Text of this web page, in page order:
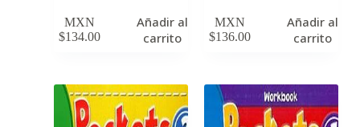
MXN
$134.00
Añadir al
carrito
MXN
$136.00
Añadir al
carrito